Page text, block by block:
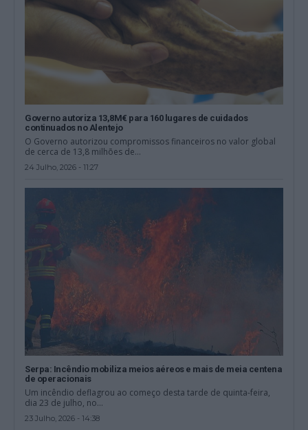
Governo autoriza 13,8M€ para 160 lugares de cuidados
continuados no Alentejo
O Governo autorizou compromissos financeiros no valor global
de cerca de 13,8 milhões de...
24 Julho, 2026 - 11:27
Serpa: Incêndio mobiliza meios aéreos e mais de meia centena
de operacionais
Um incêndio deflagrou ao começo desta tarde de quinta-feira,
dia 23 de julho, no...
23 Julho, 2026 - 14:38